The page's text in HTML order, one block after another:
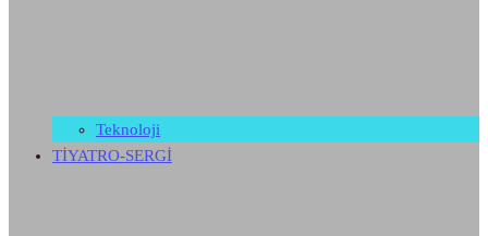
Teknoloji
TİYATRO-SERGİ